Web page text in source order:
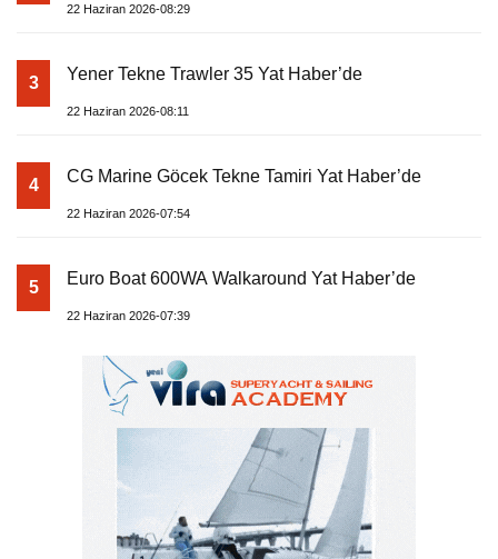
22 Haziran 2026-08:29
3 Yener Tekne Trawler 35 Yat Haber’de
22 Haziran 2026-08:11
4 CG Marine Göcek Tekne Tamiri Yat Haber’de
22 Haziran 2026-07:54
5 Euro Boat 600WA Walkaround Yat Haber’de
22 Haziran 2026-07:39